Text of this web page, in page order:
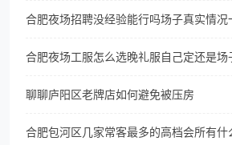
合肥夜场招聘没经验能行吗场子真实情况
合肥夜场工服怎么选晚礼服自己定还是场
聊聊庐阳区老牌店如何避免被压房
合肥包河区几家常客最多的高档会所有什